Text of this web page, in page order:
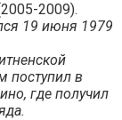
2009).
19 июня 1979
поступил в
где получил